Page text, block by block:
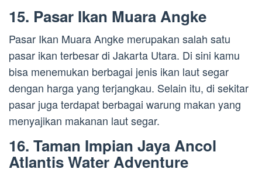
15. Pasar Ikan Muara Angke
Pasar Ikan Muara Angke merupakan salah satu
pasar ikan terbesar di Jakarta Utara. Di sini kamu
bisa menemukan berbagai jenis ikan laut segar
dengan harga yang terjangkau. Selain itu, di sekitar
pasar juga terdapat berbagai warung makan yang
menyajikan makanan laut segar.
16. Taman Impian Jaya Ancol
Atlantis Water Adventure